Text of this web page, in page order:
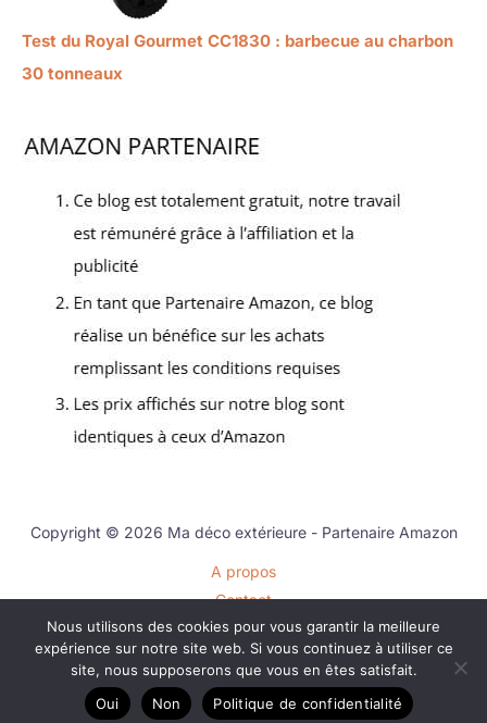
Test du Royal Gourmet CC1830 : barbecue au charbon
30 tonneaux
Copyright © 2026 Ma déco extérieure - Partenaire Amazon
A propos
Contact
Plan du site
Mentions légales
Politique de confidentialité
Nous utilisons des cookies pour vous garantir la meilleure
expérience sur notre site web. Si vous continuez à utiliser ce
site, nous supposerons que vous en êtes satisfait.
Oui
Non Politique de confidentialité